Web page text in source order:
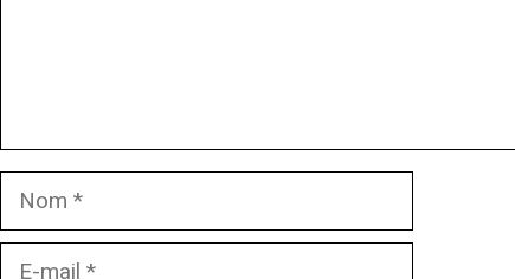
Nom